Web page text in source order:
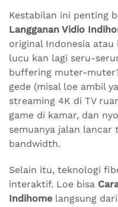
Kestabilan ini penting
Langganan Vidio
original Indonesia atau
lucu kan lagi seru-
buffering muter-
gede (misal loe ambil
streaming 4K di TV
game di kamar, dan
semuanya jalan lancar
bandwidth.
Selain itu, teknologi
interaktif. Loe bisa
Indihome langsung